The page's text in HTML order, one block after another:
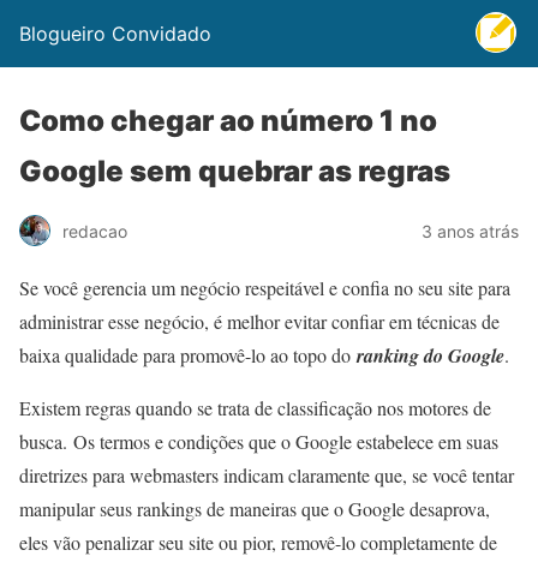
Blogueiro Convidado
Como chegar ao número 1 no
Google sem quebrar as regras
redacao 3 anos atrás
Se você gerencia um negócio respeitável e confia no seu site para
administrar esse negócio, é melhor evitar confiar em técnicas de
baixa qualidade para promovê-lo ao topo do ranking do Google.
Existem regras quando se trata de classificação nos motores de
busca. Os termos e condições que o Google estabelece em suas
diretrizes para webmasters indicam claramente que, se você tentar
manipular seus rankings de maneiras que o Google desaprova,
eles vão penalizar seu site ou pior, removê-lo completamente de